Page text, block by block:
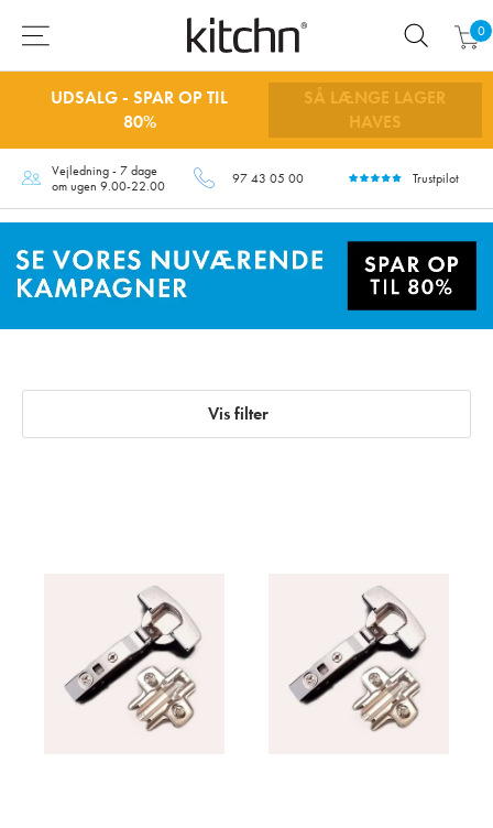
0
UDSALG - SPAR OP TIL
80%
SÅ LÆNGE LAGER
HAVES
Vejledning - 7 dage
om ugen 9.00-22.00
97 43 05 00 Trustpilot
Vis filter